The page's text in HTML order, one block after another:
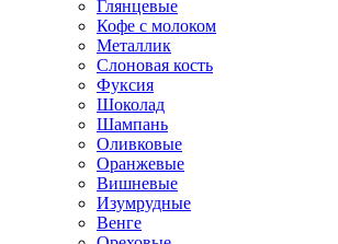
Глянцевые
Кофе с молоком
Металлик
Слоновая кость
Фуксия
Шоколад
Шампань
Оливковые
Оранжевые
Вишневые
Изумрудные
Венге